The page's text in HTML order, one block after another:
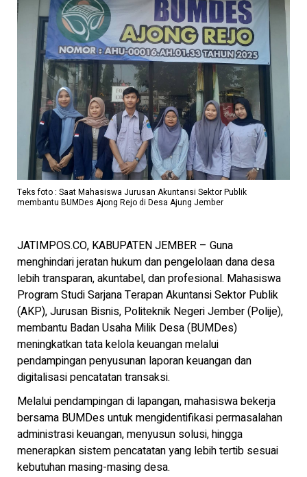
Teks foto : Saat Mahasiswa Jurusan Akuntansi Sektor Publik
membantu BUMDes Ajong Rejo di Desa Ajung Jember
JATIMPOS.CO, KABUPATEN JEMBER – Guna
menghindari jeratan hukum dan pengelolaan dana desa
lebih transparan, akuntabel, dan profesional. Mahasiswa
Program Studi Sarjana Terapan Akuntansi Sektor Publik
(AKP), Jurusan Bisnis, Politeknik Negeri Jember (Polije),
membantu Badan Usaha Milik Desa (BUMDes)
meningkatkan tata kelola keuangan melalui
pendampingan penyusunan laporan keuangan dan
digitalisasi pencatatan transaksi.
Melalui pendampingan di lapangan, mahasiswa bekerja
bersama BUMDes untuk mengidentifikasi permasalahan
administrasi keuangan, menyusun solusi, hingga
menerapkan sistem pencatatan yang lebih tertib sesuai
kebutuhan masing-masing desa.